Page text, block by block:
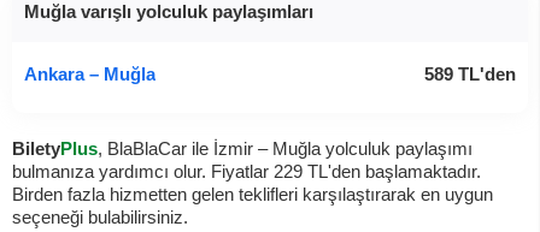
Muğla varışlı yolculuk paylaşımları
Ankara – Muğla 589 TL'den
BiletyPlus, BlaBlaCar ile İzmir – Muğla yolculuk paylaşımı
bulmanıza yardımcı olur. Fiyatlar 229 TL'den başlamaktadır.
Birden fazla hizmetten gelen teklifleri karşılaştırarak en uygun
seçeneği bulabilirsiniz.